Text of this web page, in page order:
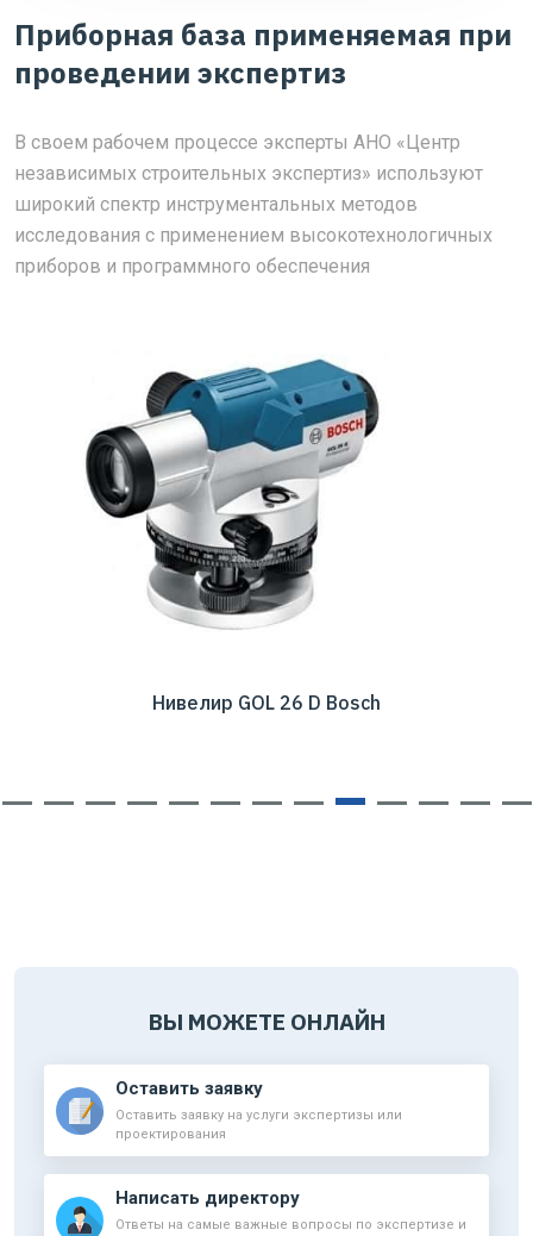
ВЫ МОЖЕТЕ ОНЛАЙН
Оставить заявку
Оставить заявку на услуги экспертизы или
проектирования
Написать директору
Ответы на самые важные вопросы по экспертизе и
Приборная база применяемая при
проведении экспертиз
В своем рабочем процессе эксперты АНО «Центр
независимых строительных экспертиз» используют
широкий спектр инструментальных методов
исследования с применением высокотехнологичных
приборов и программного обеспечения
Нивелир GOL 26 D Bosch